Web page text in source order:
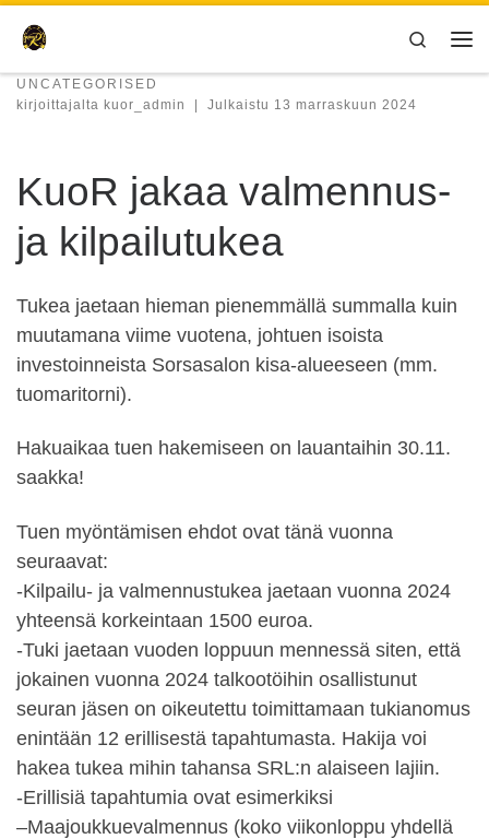
Skip to content
Search
UNCATEGORISED
kirjoittajalta kuor_admin | Julkaistu 13 marraskuun 2024
KuoR jakaa valmennus-
ja kilpailutukea
Tukea jaetaan hieman pienemmällä summalla kuin
muutamana viime vuotena, johtuen isoista
investoinneista Sorsasalon kisa-alueeseen (mm.
tuomaritorni).
Hakuaikaa tuen hakemiseen on lauantaihin 30.11.
saakka!
Tuen myöntämisen ehdot ovat tänä vuonna
seuraavat:
-Kilpailu- ja valmennustukea jaetaan vuonna 2024
yhteensä korkeintaan 1500 euroa.
-Tuki jaetaan vuoden loppuun mennessä siten, että
jokainen vuonna 2024 talkootöihin osallistunut
seuran jäsen on oikeutettu toimittamaan tukianomus
enintään 12 erillisestä tapahtumasta. Hakija voi
hakea tukea mihin tahansa SRL:n alaiseen lajiin.
-Erillisiä tapahtumia ovat esimerkiksi
–Maajoukkuevalmennus (koko viikonloppu yhdellä